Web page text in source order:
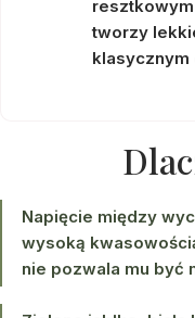
tworzy
klasycznym
Napięcie między
wysoką
nie pozwala mu być